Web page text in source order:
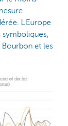
L'Europe
symboliques,
et les